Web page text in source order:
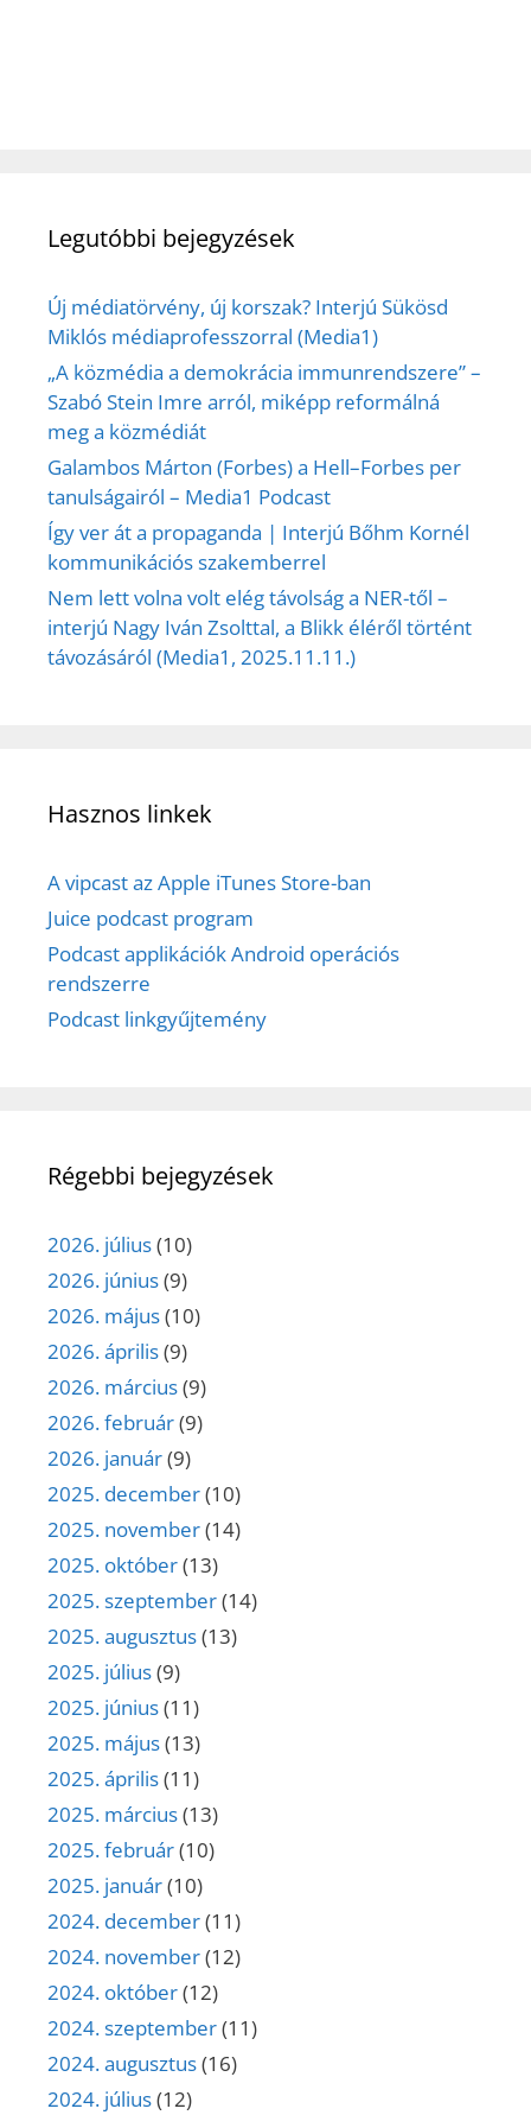
Legutóbbi bejegyzések
Új médiatörvény, új korszak? Interjú Sükösd
Miklós médiaprofesszorral (Media1)
„A közmédia a demokrácia immunrendszere” –
Szabó Stein Imre arról, miképp reformálná
meg a közmédiát
Galambos Márton (Forbes) a Hell–Forbes per
tanulságairól – Media1 Podcast
Így ver át a propaganda | Interjú Bőhm Kornél
kommunikációs szakemberrel
Nem lett volna volt elég távolság a NER-től –
interjú Nagy Iván Zsolttal, a Blikk éléről történt
távozásáról (Media1, 2025.11.11.)
Hasznos linkek
A vipcast az Apple iTunes Store-ban
Juice podcast program
Podcast applikációk Android operációs
rendszerre
Podcast linkgyűjtemény
Régebbi bejegyzések
2026. július(10)
2026. június(9)
2026. május(10)
2026. április(9)
2026. március(9)
2026. február(9)
2026. január(9)
2025. december(10)
2025. november(14)
2025. október(13)
2025. szeptember(14)
2025. augusztus(13)
2025. július(9)
2025. június(11)
2025. május(13)
2025. április(11)
2025. március(13)
2025. február(10)
2025. január(10)
2024. december(11)
2024. november(12)
2024. október(12)
2024. szeptember(11)
2024. augusztus(16)
2024. július(12)